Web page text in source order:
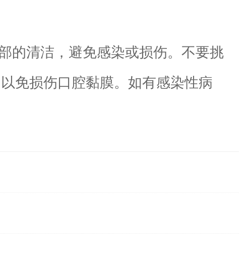
清洁，避免感染或损伤。不要挑
免损伤口腔黏膜。如有感染性病